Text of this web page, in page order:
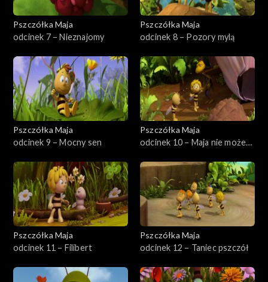
Pszczółka Maja
odcinek 7 – Nieznajomy
Pszczółka Maja
odcinek 8 – Pozory mylą
Pszczółka Maja
odcinek 9 – Mocny sen
Pszczółka Maja
odcinek 10 – Maja nie może
Pszczółka Maja
odcinek 11 – Filibert
Pszczółka Maja
odcinek 12 – Taniec pszczół